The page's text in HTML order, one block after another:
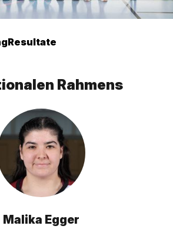
Resultate
Rahmens
Malika Egger